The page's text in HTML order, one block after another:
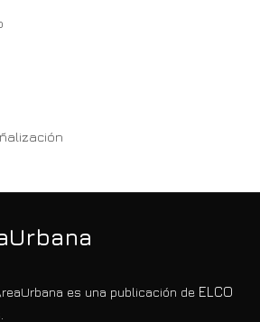
es una publicación de ELCO